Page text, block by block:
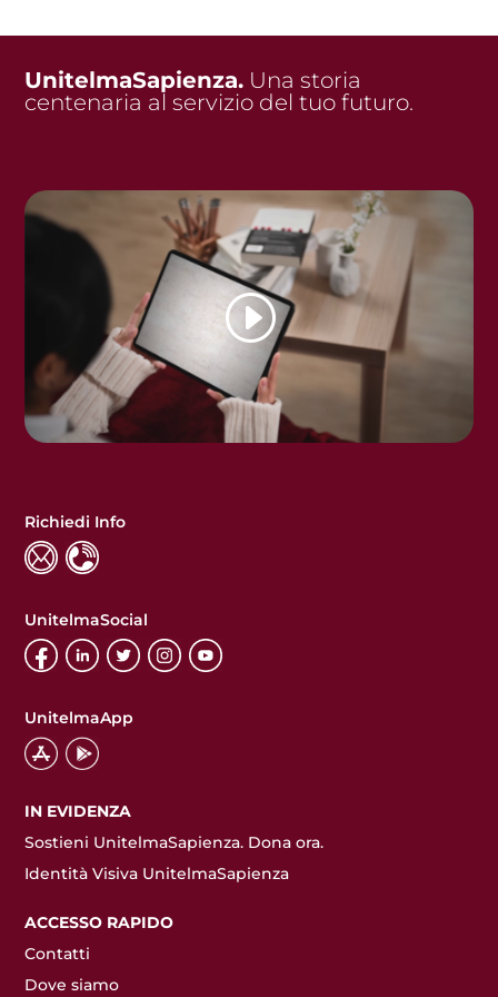
UnitelmaSapienza. Una storia
centenaria al servizio del tuo futuro.
Richiedi Info
UnitelmaSocial
UnitelmaApp
IN EVIDENZA
Sostieni UnitelmaSapienza. Dona ora.
Identità Visiva UnitelmaSapienza
ACCESSO RAPIDO
Contatti
Dove siamo